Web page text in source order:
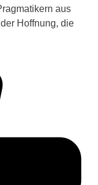
aus
Hoffnung, die